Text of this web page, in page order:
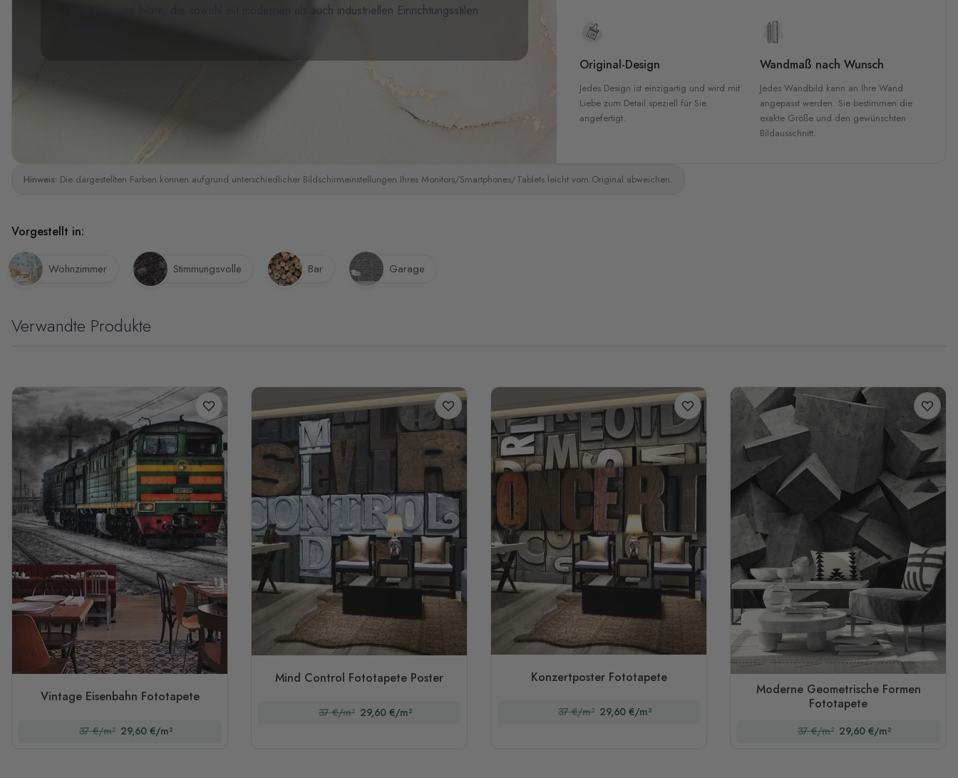
eine elegante Note, die sowohl mit modernen als auch industriellen Einrichtungsstilen
Original-Design
Jedes Design ist einzigartig und wird mit
Liebe zum Detail speziell für Sie
angefertigt.
Wandmaß nach Wunsch
Jedes Wandbild kann an Ihre Wand
angepasst werden. Sie bestimmen die
exakte Größe und den gewünschten
Bildausschnitt.
Hinweis: Die dargestellten Farben können aufgrund unterschiedlicher Bildschirmeinstellungen Ihres Monitors/Smartphones/Tablets leicht vom Original abweichen.
Vorgestellt in:
Wohnzimmer Stimmungsvolle Bar Garage
Verwandte Produkte
Vintage Eisenbahn Fototapete
37 €/m² 29,60 €/m²
Mind Control Fototapete Poster
37 €/m² 29,60 €/m²
Konzertposter Fototapete
37 €/m² 29,60 €/m²
Moderne Geometrische Formen
Fototapete
37 €/m² 29,60 €/m²